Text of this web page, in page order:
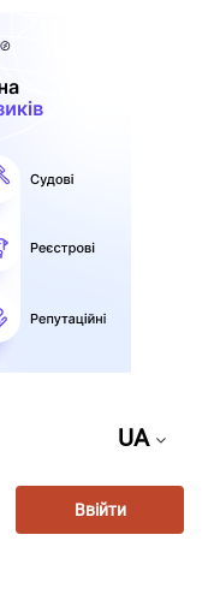
UA
Ввійти